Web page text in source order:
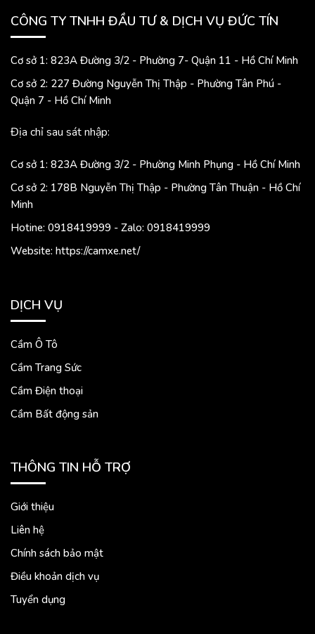
CÔNG TY TNHH ĐẦU TƯ & DỊCH VỤ ĐỨC TÍN
Cơ sở 1: 823A Đường 3/2 - Phường 7- Quận 11 - Hồ Chí Minh
Cơ sở 2: 227 Đường Nguyễn Thị Thập - Phường Tân Phú -
Quận 7 - Hồ Chí Minh
Địa chỉ sau sát nhập:
Cơ sở 1: 823A Đường 3/2 - Phường Minh Phụng - Hồ Chí Minh
Cơ sở 2: 178B Nguyễn Thị Thập - Phường Tân Thuận - Hồ Chí
Minh
Hotine: 0918419999 - Zalo: 0918419999
Website: https://camxe.net/
DỊCH VỤ
Cầm Ô Tô
Cầm Trang Sức
Cầm Điện thoại
Cầm Bất động sản
THÔNG TIN HỖ TRỢ
Giới thiệu
Liên hệ
Chính sách bảo mật
Điều khoản dịch vụ
Tuyển dụng